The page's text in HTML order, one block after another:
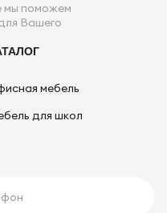
мы поможем
Вашего
мебель
для школ